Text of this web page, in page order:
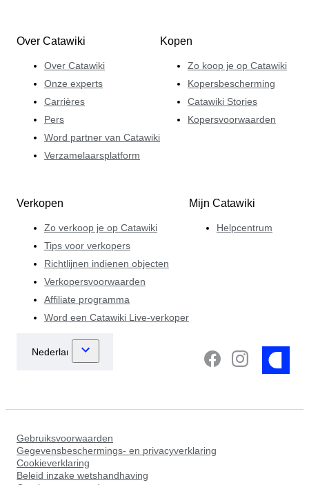
Over Catawiki
Over Catawiki
Onze experts
Carrières
Pers
Word partner van Catawiki
Verzamelaarsplatform
Kopen
Zo koop je op Catawiki
Kopersbescherming
Catawiki Stories
Kopersvoorwaarden
Verkopen
Zo verkoop je op Catawiki
Tips voor verkopers
Richtlijnen indienen objecten
Verkopersvoorwaarden
Affiliate programma
Word een Catawiki Live-verkoper
Mijn Catawiki
Helpcentrum
Gebruiksvoorwaarden
Gegevensbeschermings- en privacyverklaring
Cookieverklaring
Beleid inzake wetshandhaving